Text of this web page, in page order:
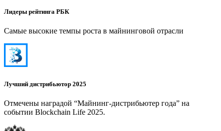
Лидеры рейтинга РБК
Самые высокие темпы роста в майнинговой отрасли
Лучший дистрибьютор 2025
Отмечены наградой “Майнинг-дистрибьютер года” на
событии Blockchain Life 2025.